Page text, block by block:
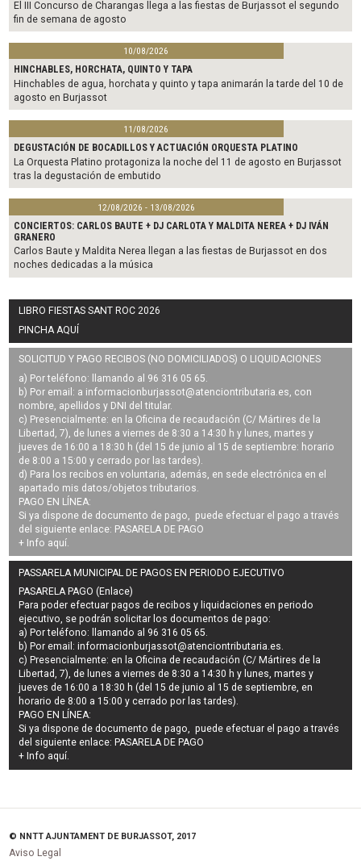
El III Concurso de Charangas llega a las fiestas de Burjassot el segundo
fin de semana de agosto
10/08/2026
HINCHABLES, HORCHATA, QUINTO Y TAPA
Hinchables de agua, horchata y quinto y tapa animarán la tarde del 10 de
agosto en Burjassot
11/08/2026
DEGUSTACIÓN DE BOCADILLOS Y ACTUACIÓN ORQUESTA PLATINO
La Orquesta Platino protagoniza la noche del 11 de agosto en Burjassot
tras la degustación de embutido
12/08/2026 - 13/08/2026
CONCIERTOS: CARLOS BAUTE + DJ CARLOTA Y MALDITA NEREA + DJ IVÁN
GRANERO
Carlos Baute y Maldita Nerea llegan a las fiestas de Burjassot en dos
noches dedicadas a la música
LIBRO FIESTAS SANT ROC 2026
PINCHA AQUÍ
SOLICITUD Y PAGO RECIBOS (NO DOMICILIADOS) O LIQUIDACIONES
a) Por teléfono: llamando al 96 316 05 65.
b) Por email: a informacionburjassot@atenciontributaria.es, con
nombre, apellidos y DNI del titular.
c) Presencialmente: en la Oficina de recaudación (C/ Mártires de la
Libertad, 7), de lunes a viernes de 8:30 a 14:30 h y lunes, martes y
jueves de 16:00 a 18:30 h (del 15 de junio al 15 de septiembre: horario
de 8:00 a 15:00 y cerrado por las tardes).
d) Para los recibos en voluntaria, además, en sede electrónica en el
apartado mis datos/objetos tributarios.
PAGO EN LÍNEA:
Si ya dispone de documento de pago, puede efectuar el pago a través
del siguiente enlace: PASARELA DE PAGO
+ Info aquí.
PASSARELA MUNICIPAL DE PAGOS EN PERIODO EJECUTIVO
PASARELA PAGO (Enlace)
Para poder efectuar pagos derecibos y liquidaciones en periodo
ejecutivo, se podrán solicitar los documentos de pago:
a) Por teléfono: llamando al 96 316 05 65.
b) Por email:informacionburjassot@atenciontributaria.es.
c) Presencialmente: en la Oficina de recaudación (C/ Mártires de la
Libertad, 7), de lunes a viernes de 8:30 a 14:30 h y lunes, martes y
jueves de 16:00 a 18:30 h (del 15 de junio al 15 de septiembre, en
horario de 8:00 a 15:00 y cerrado por las tardes).
PAGO EN LÍNEA:
Si ya dispone de documento de pago, puede efectuar el pago a través
del siguiente enlace: PASARELA DE PAGO
+ Info aquí.
© NNTT AJUNTAMENT DE BURJASSOT, 2017
Aviso Legal